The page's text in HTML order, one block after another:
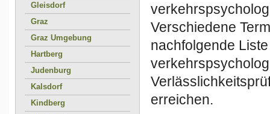
Gleisdorf
Graz
Graz Umgebung
Hartberg
Judenburg
Kalsdorf
Kindberg
Verschiedene
nachfolgende
erreichen.